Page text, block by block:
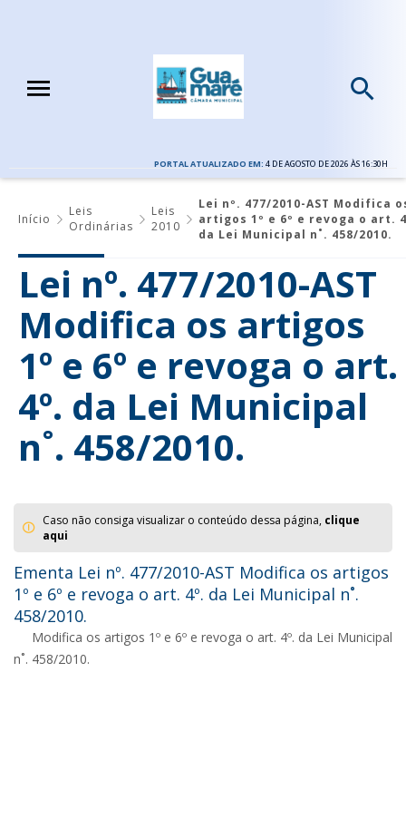
PORTAL ATUALIZADO EM: 4 DE AGOSTO DE 2026 ÀS 16:30H
Início
Leis
Ordinárias
Leis
2010
Lei nº. 477/2010-AST Modifica
artigos 1º e 6º e revoga o art.
da Lei Municipal n˚. 458/2010.
Lei nº. 477/2010-AST
Modifica os artigos
1º e 6º e revoga o art.
4º. da Lei Municipal
n˚. 458/2010.
Caso não consiga visualizar o conteúdo dessa página, clique
aqui
Ementa Lei nº. 477/2010-AST Modifica os artigos
1º e 6º e revoga o art. 4º. da Lei Municipal n˚.
458/2010.
Modifica os artigos 1º e 6º e revoga o art. 4º. da Lei Municipal
n˚. 458/2010.